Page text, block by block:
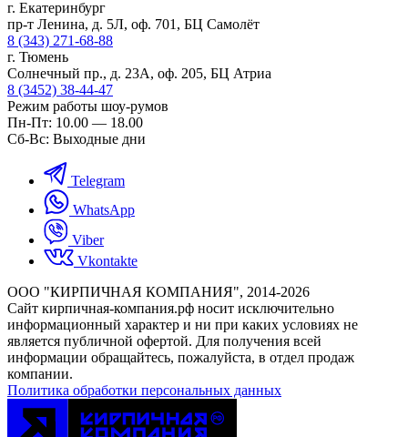
г. Екатеринбург
пр-т Ленина, д. 5Л, оф. 701, БЦ Самолёт
8 (343) 271-68-88
г. Тюмень
Солнечный пр., д. 23А, оф. 205, БЦ Атриа
8 (3452) 38-44-47
Режим работы шоу-румов
Пн-Пт: 10.00 — 18.00
Сб-Вс: Выходные дни
Telegram
WhatsApp
Viber
Vkontakte
ООО "КИРПИЧНАЯ КОМПАНИЯ", 2014-2026
Cайт кирпичная-компания.рф носит исключительно
информационный характер и ни при каких условиях не
является публичной офертой. Для получения всей
информации обращайтесь, пожалуйста, в отдел продаж
компании.
Политика обработки персональных данных